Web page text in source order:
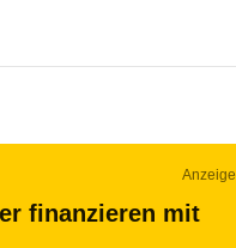
Anzeige
finanzieren mit